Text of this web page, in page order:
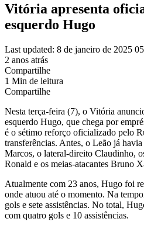
Vitória apresenta
esquerdo Hugo
Last updated: 8 de janeiro de 2025
2 anos atrás
Compartilhe
1 Min de leitura
Compartilhe
Nesta terça-feira (7), o Vitória
esquerdo Hugo, que chega por
é o sétimo reforço oficializado pelo
transferências. Antes, o Leão já
Marcos, o lateral-direito Claudinho,
Ronald e os meias-atacantes Bruno
Atualmente com 23 anos, Hugo foi
onde atuou até o momento. Na
gols e sete assistências. No total,
com quatro gols e 10 assistências.